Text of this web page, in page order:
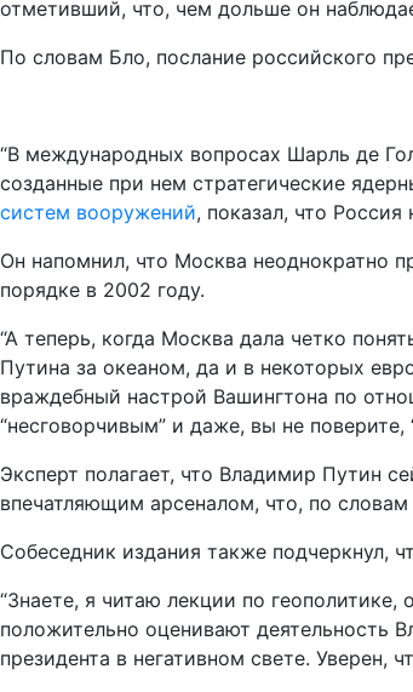
отметивший, что, чем дольше он
По словам Бло, послание российского
“В международных вопросах Шарль де
созданные при нем стратегические
систем вооружений, показал, что Россия
Он напомнил, что Москва неоднократно
порядке в 2002 году.
“А теперь, когда Москва дала четко
Путина за океаном, да и в некоторых
враждебный настрой Вашингтона по
“несговорчивым” и даже, вы не
Эксперт полагает, что Владимир Путин
впечатляющим арсеналом, что, по
Собеседник издания также подчеркнул,
“Знаете, я читаю лекции по
положительно оценивают деятельность
президента в негативном свете. Уверен,